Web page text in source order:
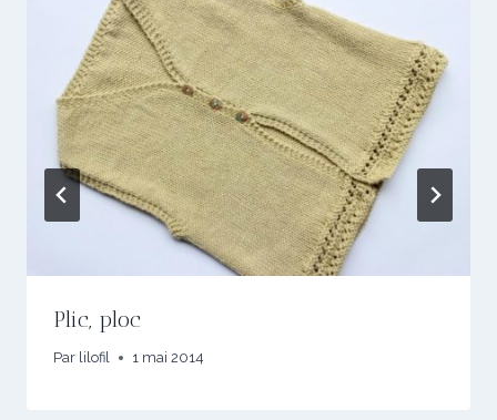
Plic, ploc
Par lilofil 1 mai 2014